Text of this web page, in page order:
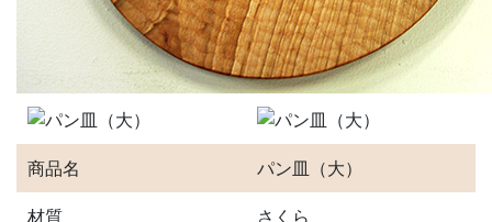
商品名 パン皿（大）
材質 さくら